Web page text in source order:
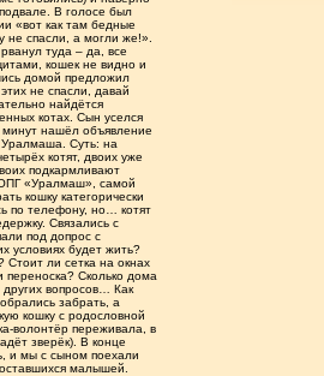
В голосе был
«вот как там бедные
не спасли, а могли же!».
туда – да, все
кошек не видно и
домой предложил
не спасли, давай
найдётся
котах. Сын уселся
минут нашёл объявление
Уралмаша. Суть: на
котят, двоих уже
подкармливают
«Уралмаш», самой
кошку категорически
по телефону, но… котят
Связались с
под допрос с
условиях будет жить?
Стоит ли сетка на окнах
переноска? Сколько дома
вопросов… Как
забрать, а
кошку с родословной
волонтёр переживала, в
зверёк). В конце
и мы с сыном поехали
малышей.